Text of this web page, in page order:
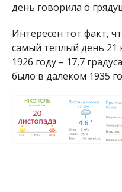
день говорила о
Интересен тот факт,
самый теплый день 21
1926 году – 17,7
было в далеком 1935